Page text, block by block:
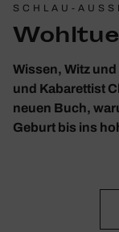
SCHLAU-
Wissen, Witz
und Kabarettist
neuen Buch,
Geburt bis ins